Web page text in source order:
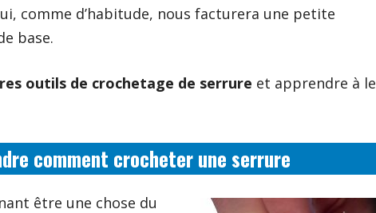
comme d’habitude, nous facturera une petite
base.
outils de crochetage de serrure et apprendre à le
comment crocheter une serrure
être une chose du